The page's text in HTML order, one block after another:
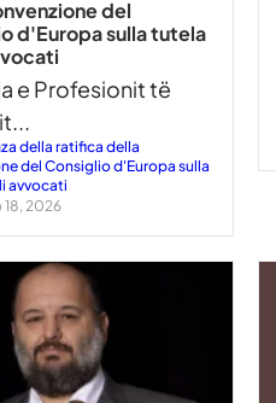
del
d'Europa sulla tutela
e Profesionit të
della ratifica della
del Consiglio d'Europa sulla
avvocati
18, 2026